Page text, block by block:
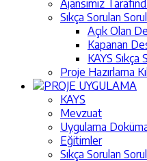
Ajansımız
Sıkça Sorulan
Açık Olan
Kapanan
KAYS Sıkça
Proje Hazırlama
PROJE UYGULAMA
KAYS
Mevzuat
Uygulama
Eğitimler
Sıkça Sorulan